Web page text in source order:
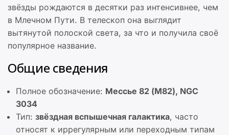
звёзды рождаются в десятки раз интенсивнее, чем
в Млечном Пути. В телескоп она выглядит
вытянутой полоской света, за что и получила своё
популярное название.
Общие сведения
Полное обозначение: Мессье 82 (M82), NGC
3034
Тип: звёздная вспышечная галактика, часто
относят к иррегулярным или переходным типам